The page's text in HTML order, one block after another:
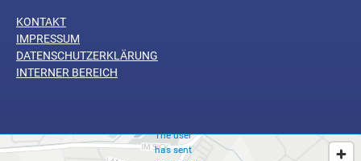
KONTAKT
IMPRESSUM
DATENSCHUTZERKLÄRUNG
INTERNER BEREICH
Many
The user
has sent